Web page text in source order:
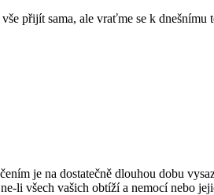
přijít sama, ale vraťme se k dnešnímu
je na dostatečně dlouhou dobu
li všech vašich obtíží a nemocí nebo